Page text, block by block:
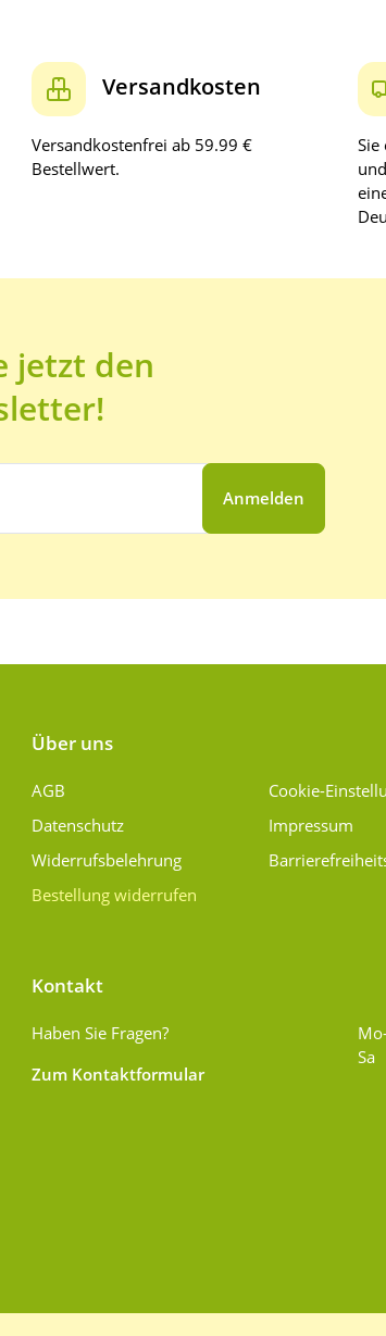
Versandkosten
Versandkostenfrei ab 59.99 €
Bestellwert.
Sie
jetzt den
Anmelden
Über uns
AGB
Datenschutz
Widerrufsbelehrung
Bestellung widerrufen
Cookie-
Impressum
Kontakt
Haben Sie Fragen?
Zum Kontaktformular
Sa